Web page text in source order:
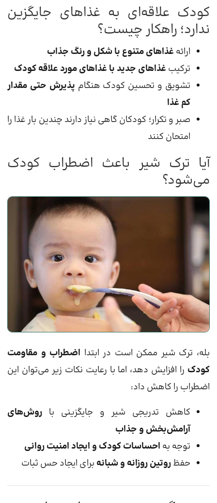
کودک علاقه‌ای به غذاهای جایگزین
ندارد؛ راهکار چیست؟
ارائه غذاهای متنوع با شکل و رنگ جذاب
ترکیب غذاهای جدید با غذاهای مورد علاقه کودک
تشویق و تحسین کودک هنگام پذیرش حتی مقدار
کم غذا
صبر و تکرار؛ کودکان گاهی نیاز دارند چندین بار غذا را
امتحان کنند
آیا ترک شیر باعث اضطراب کودک
می‌شود؟
بله، ترک شیر ممکن است در ابتدا اضطراب و مقاومت
کودک را افزایش دهد، اما با رعایت نکات زیر می‌توان این
اضطراب را کاهش داد:
کاهش تدریجی شیر و جایگزینی با روش‌های
آرامش‌بخش و جذاب
توجه به احساسات کودک و ایجاد امنیت روانی
حفظروتین روزانه و شبانه برای ایجاد حس ثبات